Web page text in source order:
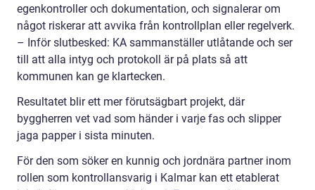
egenkontroller och dokumentation, och signalerar om
något riskerar att avvika från kontrollplan eller regelverk.
– Inför slutbesked: KA sammanställer utlåtande och ser
till att alla intyg och protokoll är på plats så att
kommunen kan ge klartecken.
Resultatet blir ett mer förutsägbart projekt, där
byggherren vet vad som händer i varje fas och slipper
jaga papper i sista minuten.
För den som söker en kunnig och jordnära partner inom
rollen som kontrollansvarig i Kalmar kan ett etablerat